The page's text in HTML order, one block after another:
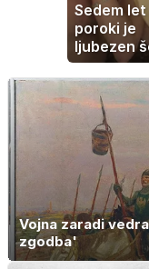
Sedem
poroki je
ljubezen
vedno
močna
Vojna zaradi
zgodba'